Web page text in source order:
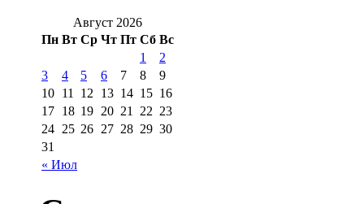
Август 2026
Пн Вт Ср Чт Пт Сб Вс
« Июл
1
2
3
4 5 6 7 8
9
10 11 12 13 14 15 16
17 18 19 20 21 22 23
24 25 26 27 28 29 30
31